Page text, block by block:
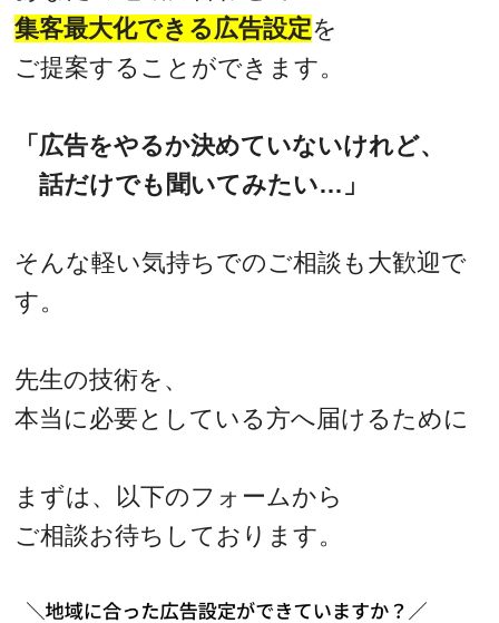
集客最大化できる広告設定を
ご提案することができます。
「広告をやるか決めていないけれど、
話だけでも聞いてみたい…」
そんな軽い気持ちでのご相談も大歓迎で
す。
先生の技術を、
本当に必要としている方へ届けるために
まずは、以下のフォームから
ご相談お待ちしております。